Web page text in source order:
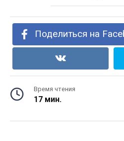
Поделиться на
Время чтения
17 мин.